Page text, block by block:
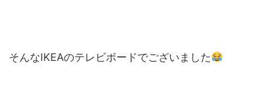
そんなIKEAのテレビボードでございました